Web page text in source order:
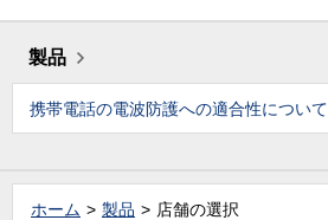
製品
携帯電話の電波防護への適合性について
ホーム 製品 店舗の選択